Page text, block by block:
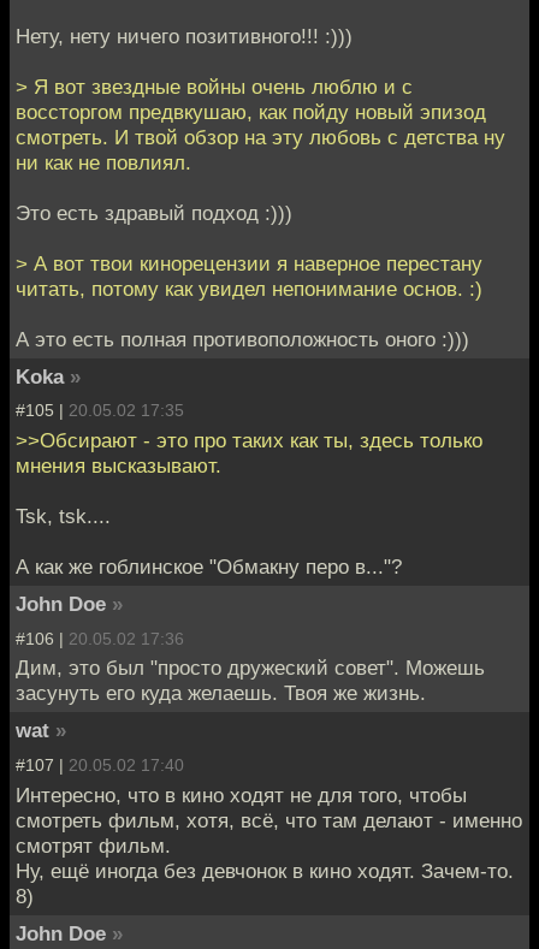
Нету, нету ничего позитивного!!! :)))
> Я вот звездные войны очень люблю и с
воссторгом предвкушаю, как пойду новый эпизод
смотреть. И твой обзор на эту любовь с детства ну
ни как не повлиял.
Это есть здравый подход :)))
> А вот твои кинорецензии я наверное перестану
читать, потому как увидел непонимание основ. :)
А это есть полная противоположность оного :)))
Koka »
#105 | 20.05.02 17:35
>>Обсирают - это про таких как ты, здесь только
мнения высказывают.
Tsk, tsk....
А как же гоблинское "Обмакну перо в..."?
John Doe »
#106 | 20.05.02 17:36
Дим, это был "просто дружеский совет". Можешь
засунуть его куда желаешь. Твоя же жизнь.
wat »
#107 | 20.05.02 17:40
Интересно, что в кино ходят не для того, чтобы
смотреть фильм, хотя, всё, что там делают - именно
смотрят фильм.
Ну, ещё иногда без девчонок в кино ходят. Зачем-то.
8)
John Doe »